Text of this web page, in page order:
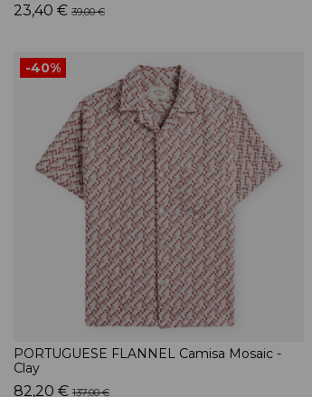
23,40 € 39,00 €
-40%
PORTUGUESE FLANNEL Camisa Mosaic -
Clay
82,20 € 137,00 €